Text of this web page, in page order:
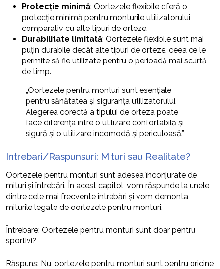
Protecție minimă: Oortezele flexibile oferă o
protecție minimă pentru monturile utilizatorului,
comparativ cu alte tipuri de orteze.
Durabilitate limitată: Oortezele flexibile sunt mai
puțin durabile decât alte tipuri de orteze, ceea ce le
permite să fie utilizate pentru o perioadă mai scurtă
de timp.
„Oortezele pentru monturi sunt esențiale
pentru sănătatea și siguranța utilizatorului.
Alegerea corectă a tipului de orteza poate
face diferența între o utilizare confortabilă și
sigură și o utilizare incomodă și periculoasă.”
Intrebari/Raspunsuri: Mituri sau Realitate?
Oortezele pentru monturi sunt adesea înconjurate de
mituri și întrebări. În acest capitol, vom răspunde la unele
dintre cele mai frecvente întrebări și vom demonta
miturile legate de oortezele pentru monturi.
Întrebare: Oortezele pentru monturi sunt doar pentru
sportivi?
Răspuns: Nu, oortezele pentru monturi sunt pentru oricine